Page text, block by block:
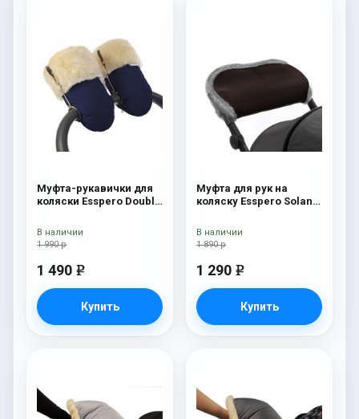
Муфта-рукавички для
коляски Esspero Double
Navy
1 990 р
1 490 e
Купить
В наличии
Муфта для рук на
коляску Esspero Solana
Brown
1 890 р
1 290 e
Купить
В наличии